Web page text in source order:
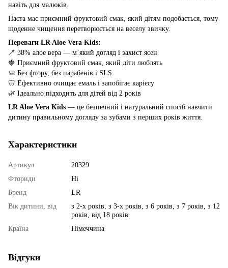
навіть для малюків.
Паста має приємний фруктовий смак, який дітям подобається, тому
щоденне чищення перетворюється на веселу звичку.
Переваги LR Aloe Vera Kids:
🪥 38% алое вера — м’який догляд і захист ясен
🍓 Приємний фруктовий смак, який діти люблять
🧼 Без фтору, без парабенів і SLS
🦷 Ефективно очищає емаль і запобігає карієсу
🌿 Ідеально підходить для дітей від 2 років
LR Aloe Vera Kids — це безпечний і натуральний спосіб навчити
дитину правильному догляду за зубами з перших років життя.
Характеристики
Артикул
20329
Фториди
Ні
Бренд
LR
Вік дитини, від
з 2-х років, з 3-х років, з 6 років, з 7 років, з 12
років, від 18 років
Країна
Німеччина
Відгуки